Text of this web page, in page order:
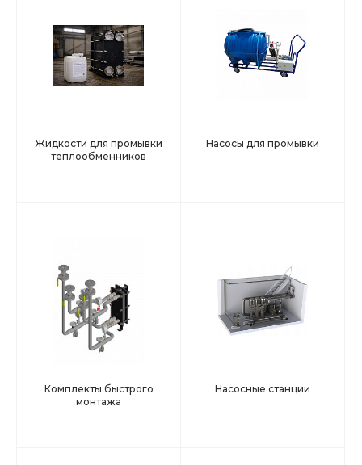
Жидкости для промывки
теплообменников
Насосы для промывки
Комплекты быстрого
монтажа
Насосные станции